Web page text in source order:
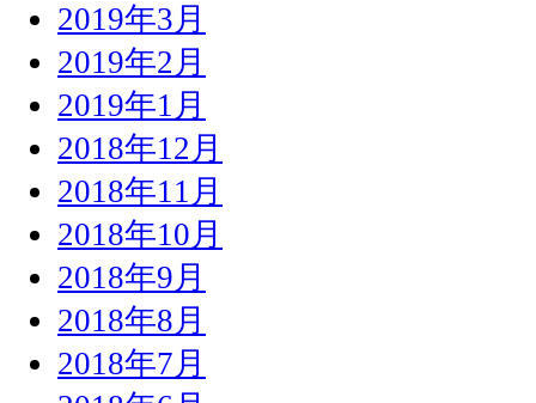
2019年3月
2019年2月
2019年1月
2018年12月
2018年11月
2018年10月
2018年9月
2018年8月
2018年7月